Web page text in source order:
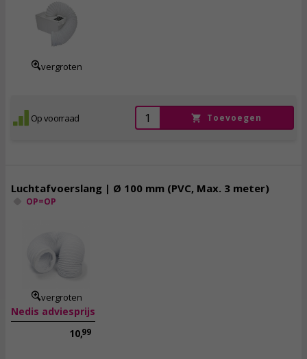
vergroten
Op voorraad Toevoegen
Luchtafvoerslang | Ø 100 mm (PVC, Max. 3 meter)
OP=OP
vergroten
Nedis adviesprijs
10,99